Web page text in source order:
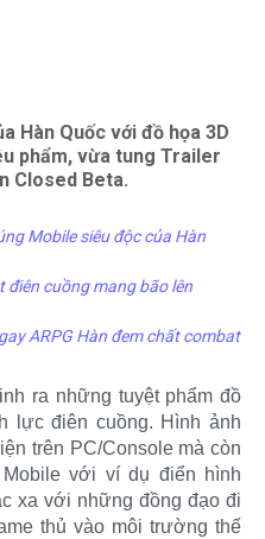
Hàn Quốc với đồ họa 3D
phẩm, vừa tung Trailer
Closed Beta.
Mobile siêu độc của Hàn
điên cuồng mang bão lên
ARPG Hàn đem chất combat
ra những tuyệt phẩm đồ
lực điên cuồng. Hình ảnh
trên PC/Console mà còn
với ví dụ điển hình
xa với những đồng đạo đi
thủ vào môi trường thế